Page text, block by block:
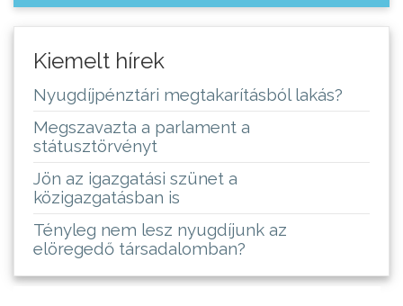
Kiemelt hírek
Nyugdíjpénztári megtakarításból lakás?
Megszavazta a parlament a
státusztörvényt
Jön az igazgatási szünet a
közigazgatásban is
Tényleg nem lesz nyugdíjunk az
elöregedő társadalomban?